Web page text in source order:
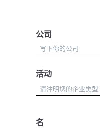
公司
活动
名